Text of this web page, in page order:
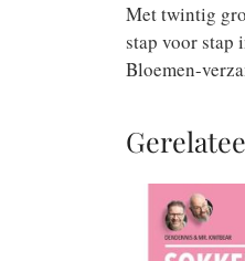
Met twintig
stap voor stap
Bloemen-